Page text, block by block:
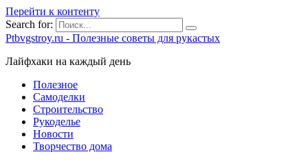
Перейти к контенту
Search for:
Ptbvgstroy.ru - Полезные советы для рукастых
Лайфхаки на каждый день
Полезное
Самоделки
Строительство
Рукоделье
Новости
Творчество дома